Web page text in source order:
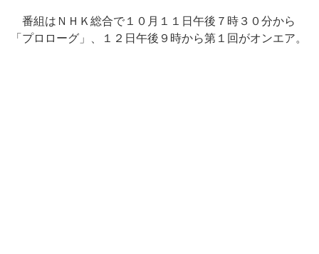
番組はＮＨＫ総合で１０月１１日午後７時３０分から
「プロローグ」、１２日午後９時から第１回がオンエア。